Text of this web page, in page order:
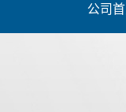
公司